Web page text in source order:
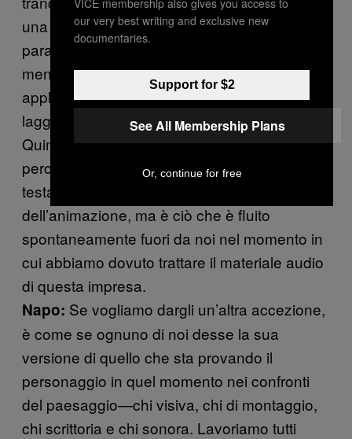
una colonna sonora. Non che voglia
paragonarmi a lui, ma ci sono concetti più o
meno ampi di musica e delle sue
applicazioni. Sicuramente stiamo abbastanza
laggiù in fondo, con questa “colonna sonora”.
Quindi è sicuramente qualcosa al margine,
perché non è la prima idea che ci è venuta in
testa per adempire a questo aspetto
dell’animazione, ma è ciò che è fluito
spontaneamente fuori da noi nel momento in
cui abbiamo dovuto trattare il materiale audio
di questa impresa.
Napo: Se vogliamo dargli un’altra accezione,
è come se ognuno di noi desse la sua
versione di quello che sta provando il
personaggio in quel momento nei confronti
del paesaggio—chi visiva, chi di montaggio,
chi scrittoria e chi sonora. Lavoriamo tutti
our very best writing and exclusive new
documentaries.
Support for $2
See All Membership Plans
Or, continue for free